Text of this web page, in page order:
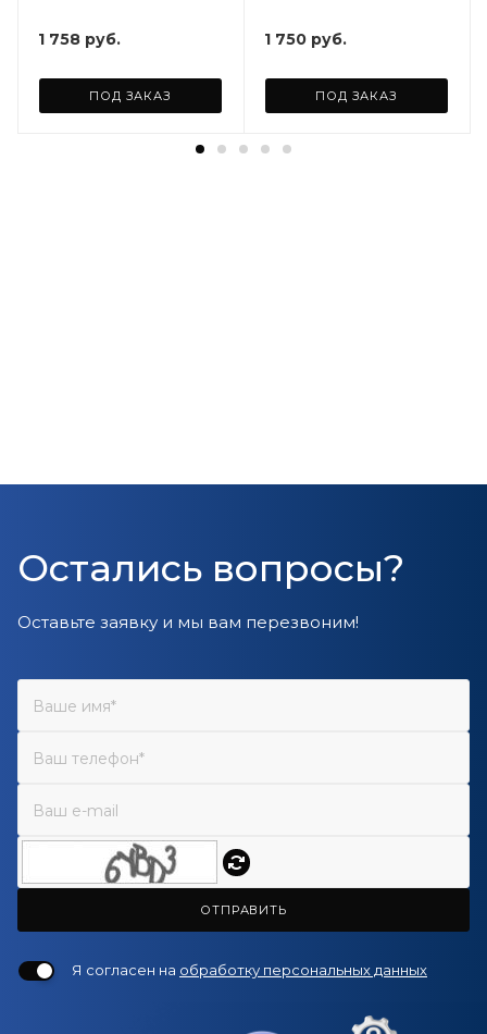
1 758 руб.
ПОД ЗАКАЗ
1 750 руб.
ПОД ЗАКАЗ
Остались вопросы?
Оставьте заявку и мы вам перезвоним!
ОТПРАВИТЬ
Я согласен на обработку персональных данных